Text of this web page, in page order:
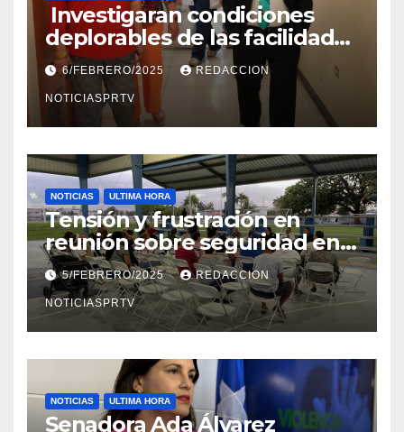
Investigaran condiciones
deplorables de las facilidades
el Departamento de la Salud
en Mayagüez
6/FEBRERO/2025 REDACCION
NOTICIASPRTV
NOTICIAS ULTIMA HORA
Tensión y frustración en
reunión sobre seguridad en
Reparto Metropolitano
5/FEBRERO/2025 REDACCION
NOTICIASPRTV
NOTICIAS ULTIMA HORA
Senadora Ada Álvarez